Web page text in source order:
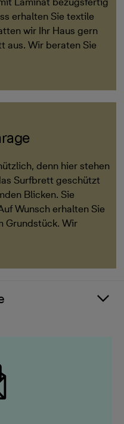
erhalten Sie textile
wir Ihr Haus gern
aus. Wir beraten Sie
denn hier stehen
Surfbrett geschützt
Blicken. Sie
Wunsch erhalten Sie
Grundstück. Wir